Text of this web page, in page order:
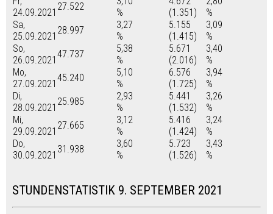
24.09.2021
27.522
%
(1.351)
%
Sa,
25.09.2021
28.997
3,27
%
5.155
(1.415)
3,09
%
So,
26.09.2021
47.737
5,38
%
5.671
(2.016)
3,40
%
Mo,
27.09.2021
45.240
5,10
%
6.576
(1.725)
3,94
%
Di,
28.09.2021
25.985
2,93
%
5.441
(1.532)
3,26
%
Mi,
29.09.2021
27.665
3,12
%
5.416
(1.424)
3,24
%
Do,
30.09.2021
31.938
3,60
%
5.723
(1.526)
3,43
%
STUNDENSTATISTIK 9. SEPTEMBER 2021